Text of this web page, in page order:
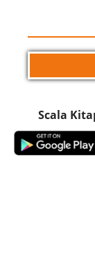
Scala